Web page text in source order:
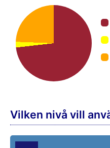
Vilken nivå vill